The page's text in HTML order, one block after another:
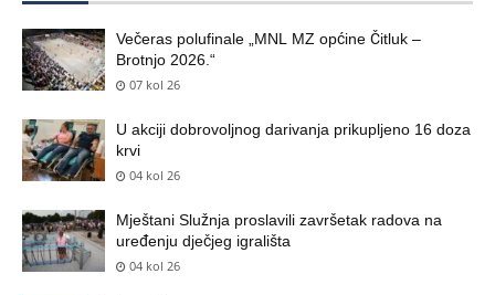
Večeras polufinale „MNL MZ općine Čitluk –
Brotnjo 2026.“
07 kol 26
U akciji dobrovoljnog darivanja prikupljeno 16 doza
krvi
04 kol 26
Mještani Služnja proslavili završetak radova na
uređenju dječjeg igrališta
04 kol 26